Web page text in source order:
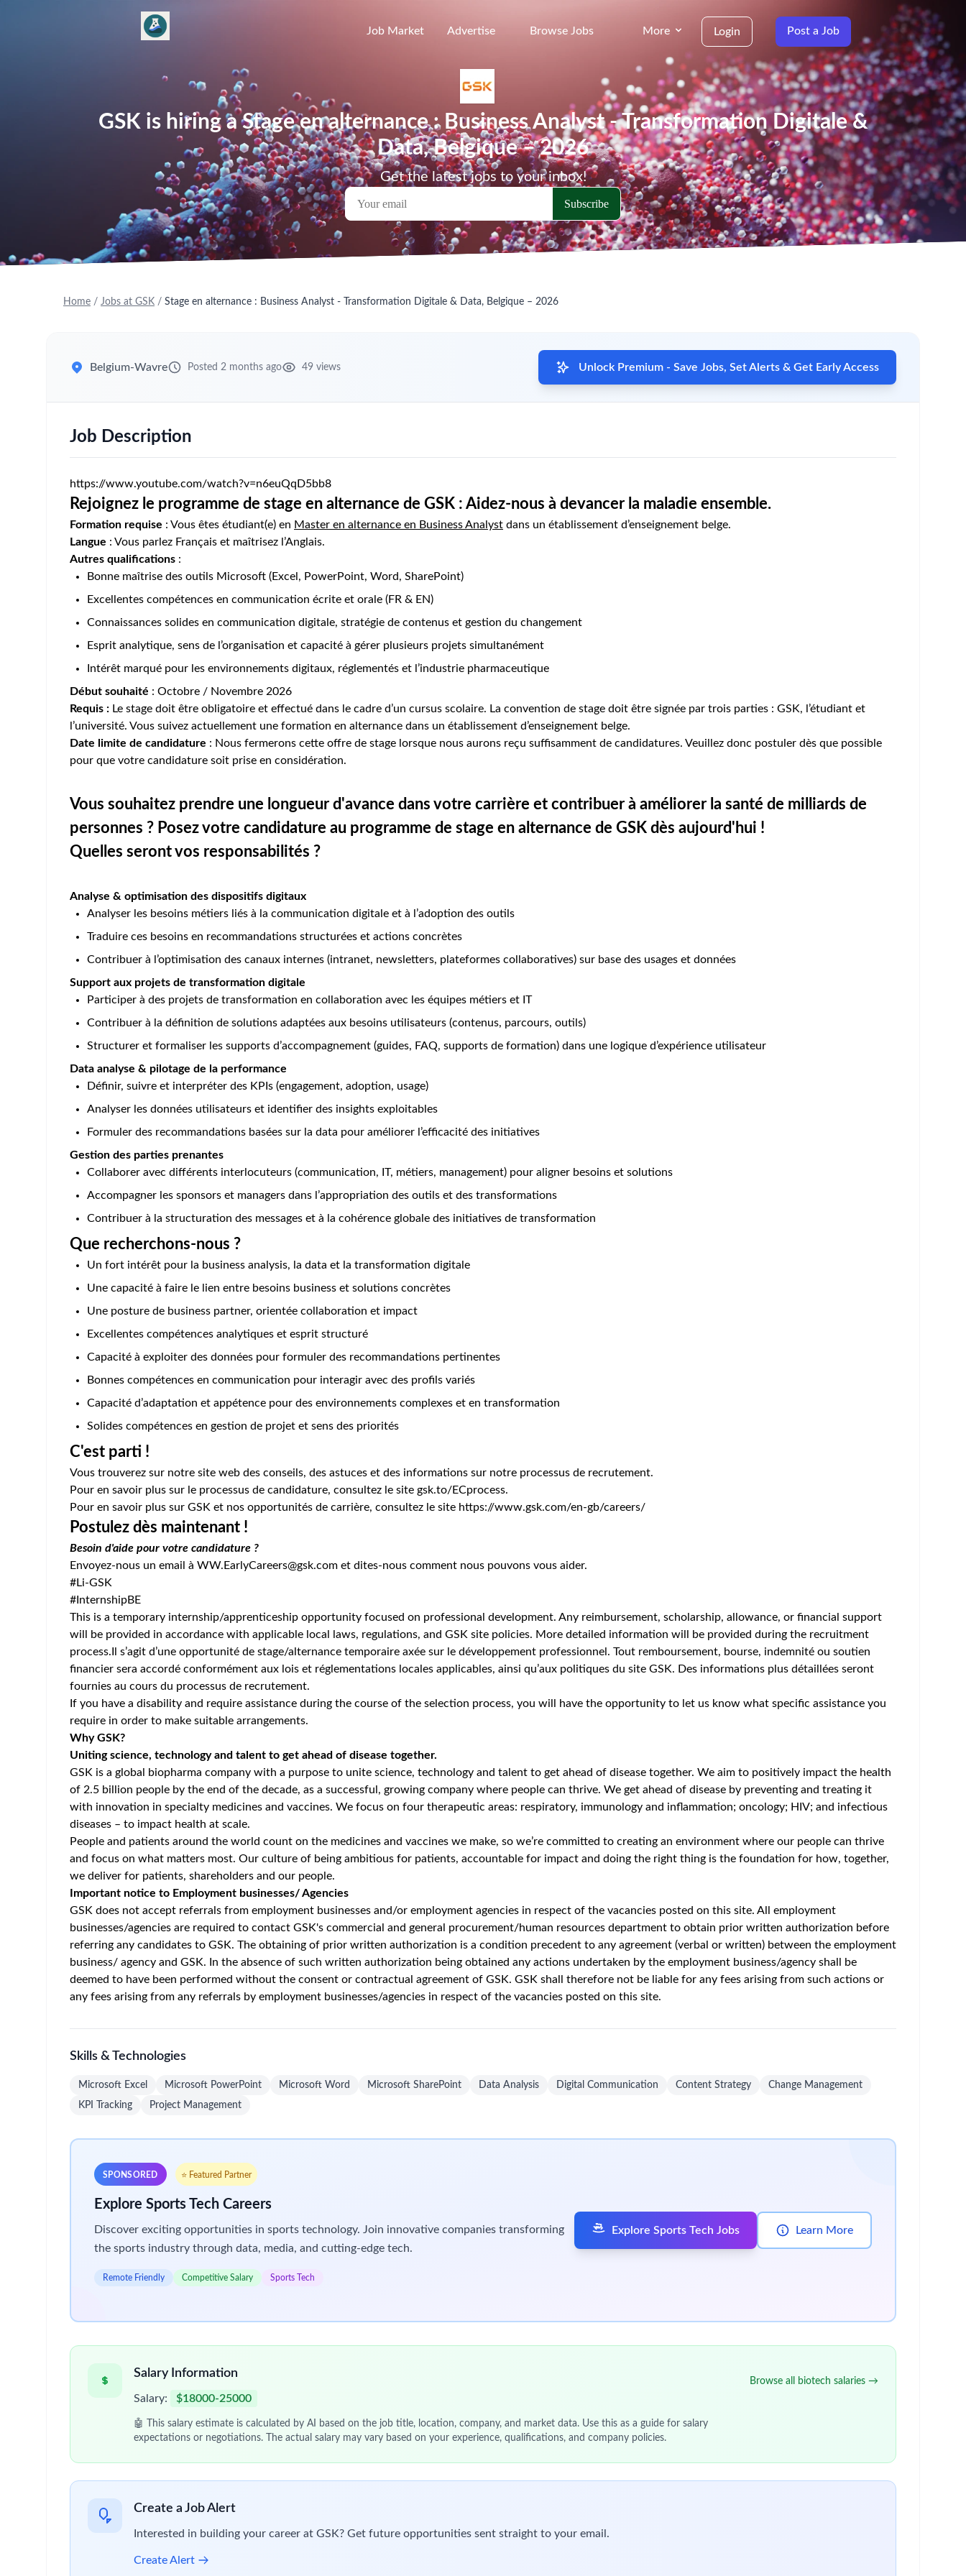
Job Market Advertise Browse Jobs More Login Post a Job
GSK is hiring a Stage en alternance : Business Analyst - Transformation Digitale &
Data, Belgique – 2026
Get the latest jobs to your inbox!
Home / Jobs at GSK / Stage en alternance : Business Analyst - Transformation Digitale & Data, Belgique – 2026
Belgium-Wavre Posted 2 months ago 49 views
Job Description
https://www.youtube.com/watch?v=n6euQqD5bb8
Rejoignez le programme de stage en alternance de GSK : Aidez-nous à devancer la maladie ensemble.
Formation requise: Vous êtes étudiant(e) enMaster en alternance en Business Analystdans un établissement d’enseignement belge.
Langue: Vous parlez Français et maîtrisez l’Anglais.
Autres qualifications:
Bonne maîtrise des outils Microsoft (Excel, PowerPoint, Word, SharePoint)
Excellentes compétences en communication écrite et orale (FR & EN)
Esprit analytique, sens de l’organisation et capacité à gérer plusieurs projets simultanément
Intérêt marqué pour les environnements digitaux, réglementés et l’industrie pharmaceutique
Début souhaité
: Octobre / Novembre 2026
l’université. Vous suivez actuellement une formation en alternance dans un établissement d’enseignement belge.
pour que votre candidature soit prise en considération.
personnes ? Posez votre candidature au programme de stage en alternance de GSK dès aujourd'hui !
Quelles seront vos responsabilités ?
Analyse & optimisation des dispositifs digitaux
Traduire ces besoins en recommandations structurées et actions concrètes
Contribuer à l’optimisation des canaux internes (intranet, newsletters, plateformes collaboratives) sur base des usages et données
Support aux projets de transformation digitale
Participer à des projets de transformation en collaboration avec les équipes métiers et IT
Structurer et formaliser les supports d’accompagnement (guides, FAQ, supports de formation) dans une logique d’expérience utilisateur
Data analyse & pilotage de la performance
Formuler des recommandations basées sur la data pour améliorer l’efficacité des initiatives
Collaborer avec différents interlocuteurs (communication, IT, métiers, management) pour aligner besoins et solutions